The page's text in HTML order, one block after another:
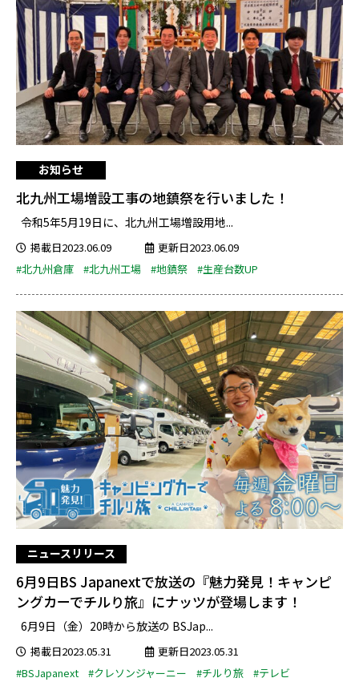
お知らせ
北九州工場増設工事の地鎮祭を行いました！
令和5年5月19日に、北九州工場増設用地...
掲載日2023.06.09
更新日2023.06.09
#北九州倉庫
#北九州工場 #地鎮祭 #生産台数UP
ニュースリリース
6月9日BS Japanextで放送の『魅力発見！キャンピ
ングカーでチルり旅』にナッツが登場します！
6月9日（金）20時から放送の BSJap...
掲載日2023.05.31
更新日2023.05.31
#BSJapanext
#クレソンジャーニー #チルり旅
#テレビ